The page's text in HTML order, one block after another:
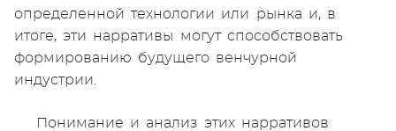
определенной технологии или рынка и, в
итоге, эти нарративы могут способствовать
формированию будущего венчурной
индустрии.
Понимание и анализ этих нарративов